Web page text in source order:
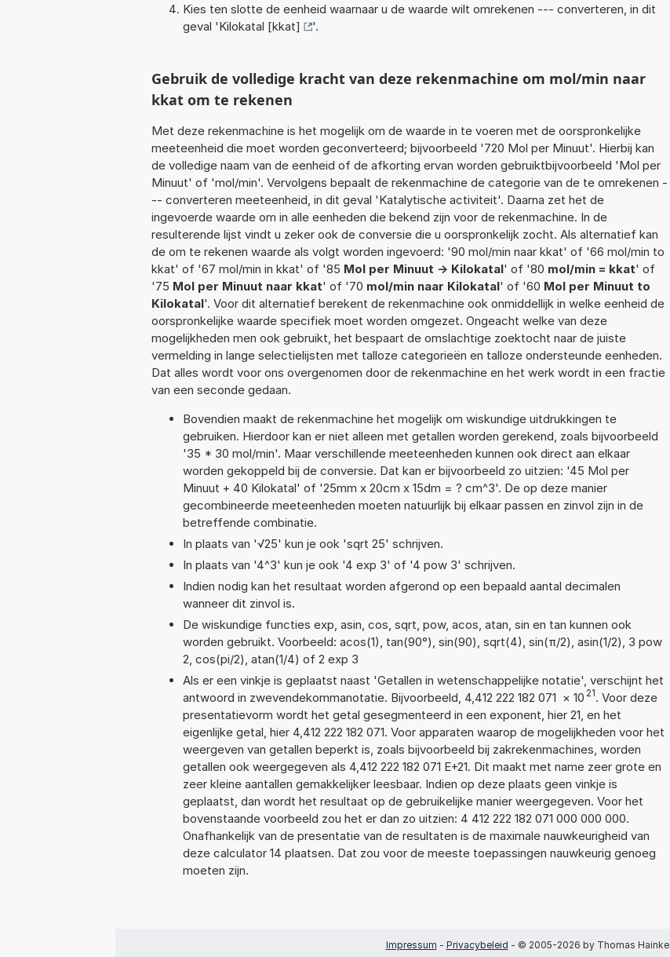
Kies ten slotte de eenheid waarnaar u de waarde wilt omrekenen --- converteren, in dit
geval 'Kilokatal [kkat] '.
Gebruik de volledige kracht van deze rekenmachine om mol/min naar
kkat om te rekenen
Met deze rekenmachine is het mogelijk om de waarde in te voeren met de oorspronkelijke
meeteenheid die moet worden geconverteerd; bijvoorbeeld '720 Mol per Minuut'. Hierbij kan
de volledige naam van de eenheid of de afkorting ervan worden gebruiktbijvoorbeeld 'Mol per
Minuut' of 'mol/min'. Vervolgens bepaalt de rekenmachine de categorie van de te omrekenen -
-- converteren meeteenheid, in dit geval 'Katalytische activiteit'. Daarna zet het de
ingevoerde waarde om in alle eenheden die bekend zijn voor de rekenmachine. In de
resulterende lijst vindt u zeker ook de conversie die u oorspronkelijk zocht. Als alternatief kan
de om te rekenen waarde als volgt worden ingevoerd: '90 mol/min naar kkat' of '66 mol/min to
kkat' of '67 mol/min in kkat' of '85 Mol per Minuut -> Kilokatal' of '80 mol/min = kkat' of
'75 Mol per Minuut naar kkat' of '70 mol/min naar Kilokatal' of '60 Mol per Minuut to
Kilokatal'. Voor dit alternatief berekent de rekenmachine ook onmiddellijk in welke eenheid de
oorspronkelijke waarde specifiek moet worden omgezet. Ongeacht welke van deze
mogelijkheden men ook gebruikt, het bespaart de omslachtige zoektocht naar de juiste
vermelding in lange selectielijsten met talloze categorieën en talloze ondersteunde eenheden.
Dat alles wordt voor ons overgenomen door de rekenmachine en het werk wordt in een fractie
van een seconde gedaan.
Bovendien maakt de rekenmachine het mogelijk om wiskundige uitdrukkingen te
gebruiken. Hierdoor kan er niet alleen met getallen worden gerekend, zoals bijvoorbeeld
'35 * 30 mol/min'. Maar verschillende meeteenheden kunnen ook direct aan elkaar
worden gekoppeld bij de conversie. Dat kan er bijvoorbeeld zo uitzien: '45 Mol per
Minuut + 40 Kilokatal' of '25mm x 20cm x 15dm = ? cm^3'. De op deze manier
gecombineerde meeteenheden moeten natuurlijk bij elkaar passen en zinvol zijn in de
betreffende combinatie.
In plaats van '√25' kun je ook 'sqrt 25' schrijven.
In plaats van '4^3' kun je ook '4 exp 3' of '4 pow 3' schrijven.
Indien nodig kan het resultaat worden afgerond op een bepaald aantal decimalen
wanneer dit zinvol is.
De wiskundige functies exp, asin, cos, sqrt, pow, acos, atan, sin en tan kunnen ook
worden gebruikt. Voorbeeld: acos(1), tan(90°), sin(90), sqrt(4), sin(π/2), asin(1/2), 3 pow
2, cos(pi/2), atan(1/4) of 2 exp 3
Als er een vinkje is geplaatst naast 'Getallen in wetenschappelijke notatie', verschijnt het
antwoord in zwevendekommanotatie. Bijvoorbeeld, 4,412 222 182 071 × 10 21. Voor deze
presentatievorm wordt het getal gesegmenteerd in een exponent, hier 21, en het
eigenlijke getal, hier 4,412 222 182 071. Voor apparaten waarop de mogelijkheden voor het
weergeven van getallen beperkt is, zoals bijvoorbeeld bij zakrekenmachines, worden
getallen ook weergegeven als 4,412 222 182 071 E+21. Dit maakt met name zeer grote en
zeer kleine aantallen gemakkelijker leesbaar. Indien op deze plaats geen vinkje is
geplaatst, dan wordt het resultaat op de gebruikelijke manier weergegeven. Voor het
bovenstaande voorbeeld zou het er dan zo uitzien: 4 412 222 182 071 000 000 000.
Onafhankelijk van de presentatie van de resultaten is de maximale nauwkeurigheid van
deze calculator 14 plaatsen. Dat zou voor de meeste toepassingen nauwkeurig genoeg
moeten zijn.
Impressum - Privacybeleid - © 2005-2026 by Thomas Hainke